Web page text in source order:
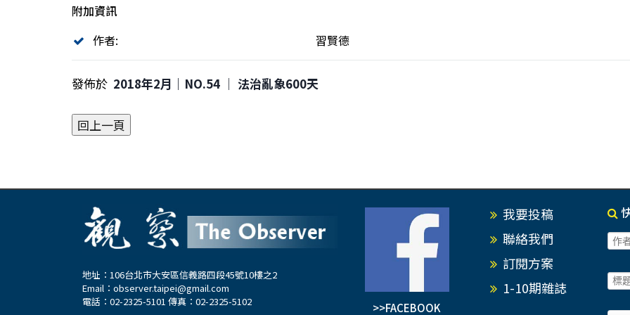
附加資訊
作者:
習賢德
發佈於 2018年2月｜NO.54 │ 法治亂象600天
地址：106台北市大安區信義路四段45號10樓之2
Email： observer.taipei@gmail.com
電話：02-2325-5101 傳真：02-2325-5102
>>FACEBOOK
我要投稿
聯絡我們
訂閱方案
1-10期雜誌